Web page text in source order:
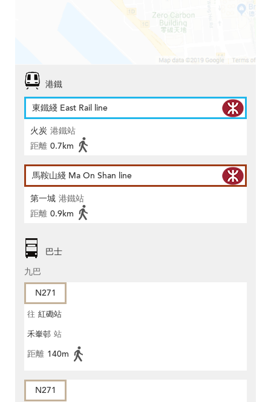
港鐵
東鐵綫 East Rail line
火炭 港鐵站
距離 0.7km
馬鞍山綫 Ma On Shan line
第一城 港鐵站
距離 0.9km
巴士
九巴
N271
往 紅磡站
禾輋邨 站
距離 140m
N271